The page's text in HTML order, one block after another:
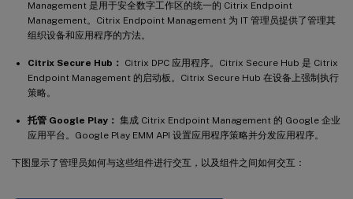
Management 是用于安全数字工作区的统一的 Citrix Endpoint
Management。Citrix Endpoint Management 为 IT 管理员提供了管理其
组织设备和应用程序的方法。
Citrix Secure Hub：
Citrix DPC 应用程序。Citrix Secure Hub 是 Citrix
Endpoint Management 的启动板。Citrix Secure Hub 在设备上强制执行
策略。
托管 Google Play： 集成 Citrix Endpoint Management 的 Google 企业
应用平台。Google Play EMM API 设置应用程序策略并分发应用程序。
下图显示了管理员如何与这些组件进行交互，以及组件之间如何交互：